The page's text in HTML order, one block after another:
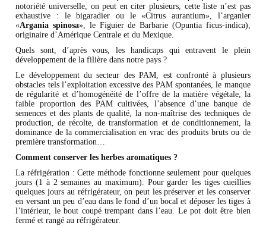
notoriété universelle, on peut en citer plusieurs, cette liste n’est pas
exhaustive : le bigaradier ou le «Citrus aurantium», l’arganier
«Argania spinosa», le Figuier de Barbarie (Opuntia ficus-indica),
originaire d’Amérique Centrale et du Mexique.
Quels sont, d’après vous, les handicaps qui entravent le plein
développement de la filière dans notre pays ?
Le développement du secteur des PAM, est confronté à plusieurs
obstacles tels l’exploitation excessive des PAM spontanées, le manque
de régularité et d’homogénéité de l’offre de la matière végétale, la
faible proportion des PAM cultivées, l’absence d’une banque de
semences et des plants de qualité, la non-maîtrise des techniques de
production, de récolte, de transformation et de conditionnement, la
dominance de la commercialisation en vrac des produits bruts ou de
première transformation…
Comment conserver les herbes aromatiques ?
La réfrigération : Cette méthode fonctionne seulement pour quelques
jours (1 à 2 semaines au maximum). Pour garder les tiges cueillies
quelques jours au réfrigérateur, on peut les préserver et les conserver
en versant un peu d’eau dans le fond d’un bocal et déposer les tiges à
l’intérieur, le bout coupé trempant dans l’eau. Le pot doit être bien
fermé et rangé au réfrigérateur.